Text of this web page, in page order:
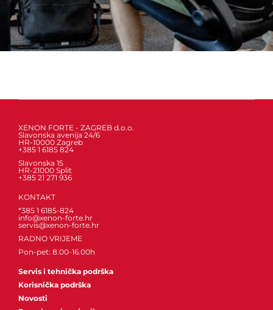
XENON FORTE - ZAGREB d.o.o.
Slavonska avenija 24/6
HR-10000 Zagreb
+385 1 6185 824
Slavonska 15
HR-21000 Split
+385 21 271 936
KONTAKT
*385 1 6185-824
info@xenon-forte.hr
servis@xenon-forte.hr
RADNO VRIJEME
Pon-pet: 8.00-16.00h
Servis i tehnička podrška
Korisnička podrška
Novosti